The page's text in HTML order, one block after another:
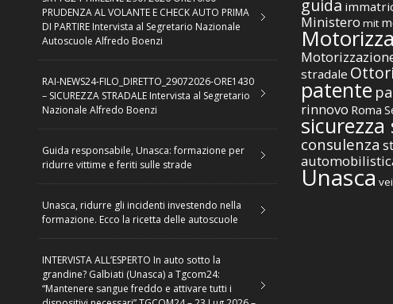
PRUDENZA AL VOLANTE E CHECK AUTO PRIMA
DI PARTIRE Intervista al Segretario Nazionale
Autoscuole Alfredo Boenzi
RAI-NEWS24-FILO_DIRETTO_29072026-ORE1430
– SICUREZZA STRADALE Intervista al Segretario
Nazionale Alfredo Boenzi
Guida responsabile, Unasca: formazione per
ridurre vittime e feriti sulle strade
Unasca, ridurre gli incidenti investendo nella
formazione. Ecco la ricetta delle autoscuole
INTERVISTA ALL’ESPERTO In auto sotto la
grandine? Galbiati (Unasca) a Tgcom24:
“Mantenere sangue freddo e attivare tutti i
guida
Ministero mit
stradale
patente
rinnovo Roma
consulenza
Unasca